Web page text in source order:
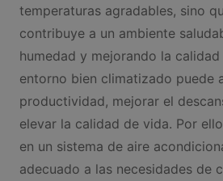
temperaturas agradables, sino
contribuye a un ambiente
humedad y mejorando la
entorno bien climatizado puede
productividad, mejorar el
elevar la calidad de vida. Por
en un sistema de aire
adecuado a las necesidades de